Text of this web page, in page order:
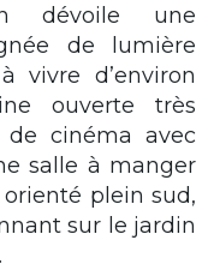
dévoile une
de lumière
vivre d’environ
ouverte très
de cinéma avec
salle à manger
orienté plein sud,
sur le jardin